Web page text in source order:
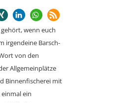
wenn euch
irgendeine Barsch-
von den
Allgemeinplätze
Binnenfischerei mit
ein